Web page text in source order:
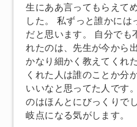
生にああ言ってもらえて
した。 私ずっと誰かには
だと思います。 自分でも
れたのは、先生が今から
かなり細かく教えてくれ
くれた人は誰のことか分
いいなと思ってた人です
のはほんとにびっくりで
岐点になる気がします。